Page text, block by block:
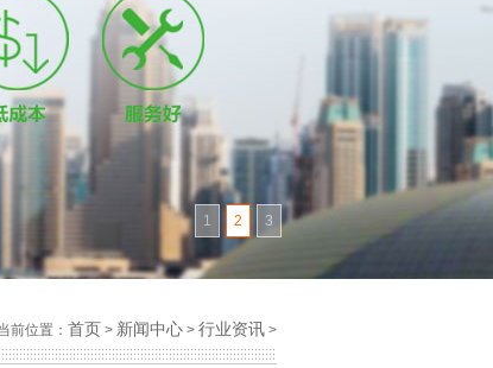
1 2 3
前位置： 首页 > 新闻中心 > 行业资讯 >